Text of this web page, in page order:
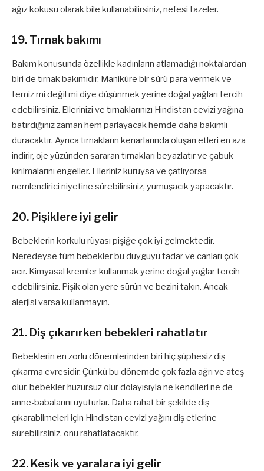
ağız kokusu olarak bile kullanabilirsiniz, nefesi tazeler.
19. Tırnak bakımı
Bakım konusunda özellikle kadınların atlamadığı noktalardan
biri de tırnak bakımıdır. Maniküre bir sürü para vermek ve
temiz mi değil mi diye düşünmek yerine doğal yağları tercih
edebilirsiniz. Ellerinizi ve tırnaklarınızı Hindistan cevizi yağına
batırdığınız zaman hem parlayacak hemde daha bakımlı
duracaktır. Ayrıca tırnakların kenarlarında oluşan etleri en aza
indirir, oje yüzünden sararan tırnakları beyazlatır ve çabuk
kırılmalarını engeller. Elleriniz kuruysa ve çatlıyorsa
nemlendirici niyetine sürebilirsiniz, yumuşacık yapacaktır.
20. Pişiklere iyi gelir
Bebeklerin korkulu rüyası pişiğe çok iyi gelmektedir.
Neredeyse tüm bebekler bu duyguyu tadar ve canları çok
acır. Kimyasal kremler kullanmak yerine doğal yağlar tercih
edebilirsiniz. Pişik olan yere sürün ve bezini takın. Ancak
alerjisi varsa kullanmayın.
21. Diş çıkarırken bebekleri rahatlatır
Bebeklerin en zorlu dönemlerinden biri hiç şüphesiz diş
çıkarma evresidir. Çünkü bu dönemde çok fazla ağrı ve ateş
olur, bebekler huzursuz olur dolayısıyla ne kendileri ne de
anne-babalarını uyuturlar. Daha rahat bir şekilde diş
çıkarabilmeleri için Hindistan cevizi yağını diş etlerine
sürebilirsiniz, onu rahatlatacaktır.
22. Kesik ve yaralara iyi gelir